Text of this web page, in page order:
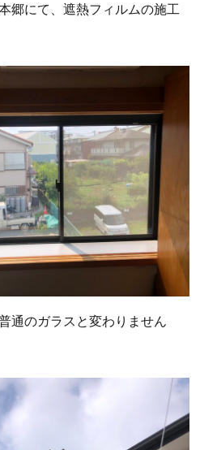
郷にて、遮熱フィルムの施工
通のガラスと変わりません